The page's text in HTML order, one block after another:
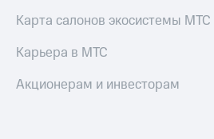
Карта салонов экосистемы МТС
Карьера в МТС
Акционерам и инвесторам